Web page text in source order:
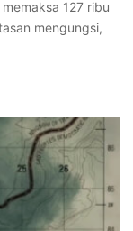
127 ribu
mengungsi,